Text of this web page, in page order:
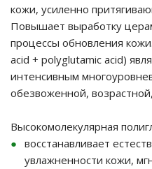
кожи, усиленно
Повышает выработку
процессы обновления
acid + polyglutamic acid)
интенсивным
обезвоженной,
Высокомолекулярная
восстанавливает
увлажненности кожи,